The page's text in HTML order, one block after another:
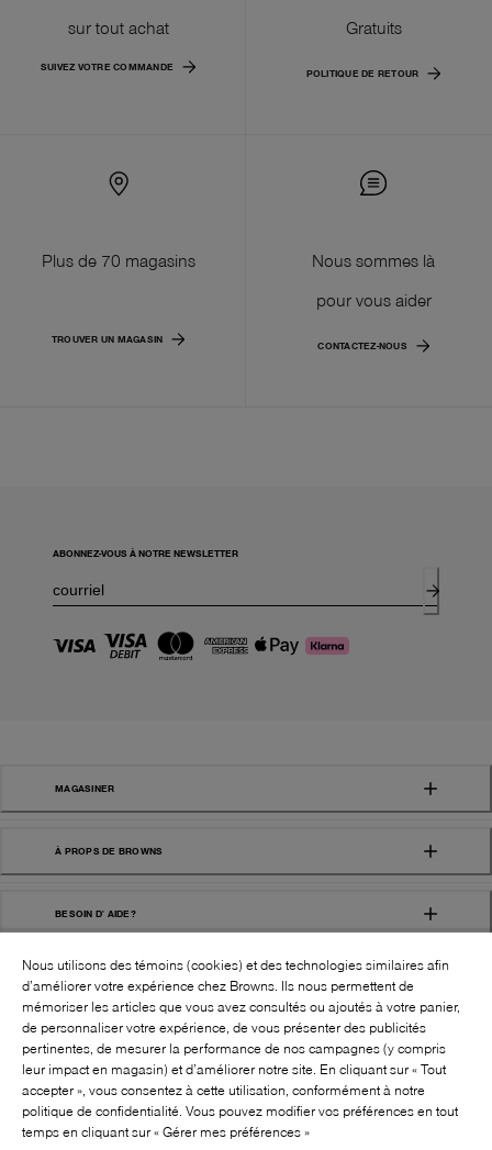
sur tout achat
SUIVEZ VOTRE COMMANDE
Gratuits
POLITIQUE DE RETOUR
Plus de 70 magasins
TROUVER UN MAGASIN
Nous sommes là
pour vous aider
CONTACTEZ-NOUS
ABONNEZ-VOUS À NOTRE NEWSLETTER
MAGASINER
À PROPS DE BROWNS
BESOIN D' AIDE?
BROWNS SHOES INC. TOUS DROITS
RÉSERVÉS
SUIVEZ-NOUS!:
Nous utilisons des témoins (cookies) et des technologies similaires afin
d’améliorer votre expérience chez Browns. Ils nous permettent de
mémoriser les articles que vous avez consultés ou ajoutés à votre panier,
de personnaliser votre expérience, de vous présenter des publicités
pertinentes, de mesurer la performance de nos campagnes (y compris
leur impact en magasin) et d’améliorer notre site. En cliquant sur « Tout
accepter », vous consentez à cette utilisation, conformément à notre
politique de confidentialité. Vous pouvez modifier vos préférences en tout
temps en cliquant sur « Gérer mes préférences »